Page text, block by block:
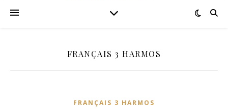
FRANÇAIS 3 HARMOS
FRANÇAIS 3 HARMOS